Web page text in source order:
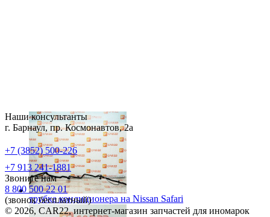
трубка кондиционера на Nissan Safari
Наши консультанты
г. Барнаул, пр. Космонавтов, 2а
+7 (3852) 500-226
+7 913 241-1881
Звоните нам
8 800 500 22 01
(звонок бесплатный)
© 2026, CAR22, интернет-магазин запчастей для иномарок